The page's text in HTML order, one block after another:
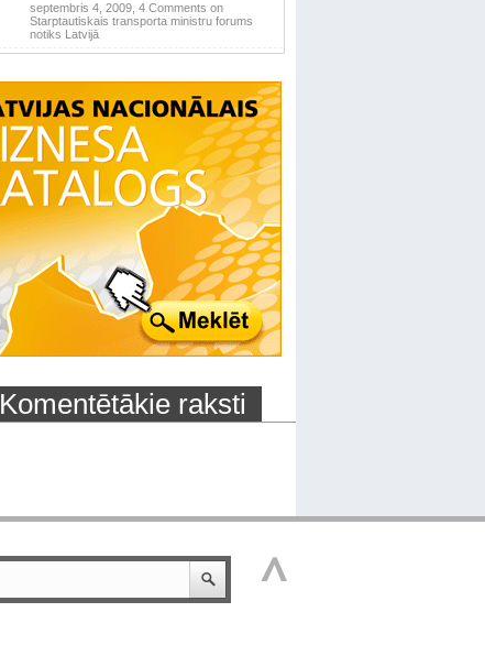
septembris 4, 2009, 4 Comments on
Starptautiskais transporta ministru forums
notiks Latvijā
Komentētākie raksti